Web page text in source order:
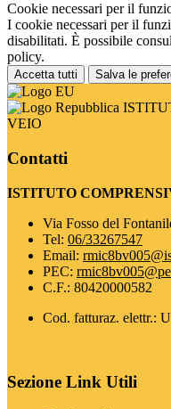
Cookie necessari per il
I cookie necessari per il
disabilitati. È possibile
policy.
Accetta tutti Salva le
VEIO
Contatti
ISTITUTO
Via Fosso del
Tel: 06/33267547
Email:
PEC:
C.F.: 80420000582
Cod. fatturaz. elettr.:
Sezione Link Utili